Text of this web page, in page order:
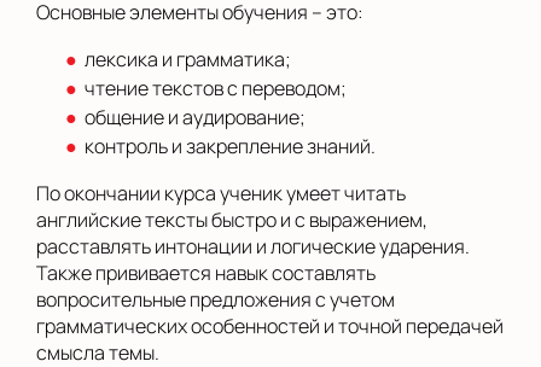
Основные элементы обучения – это:
лексика и грамматика;
чтение текстов с переводом;
общение и аудирование;
контроль и закрепление знаний.
По окончании курса ученик умеет читать
английские тексты быстро и с выражением,
расставлять интонации и логические ударения.
Также прививается навык составлять
вопросительные предложения с учетом
грамматических особенностей и точной передачей
смысла темы.